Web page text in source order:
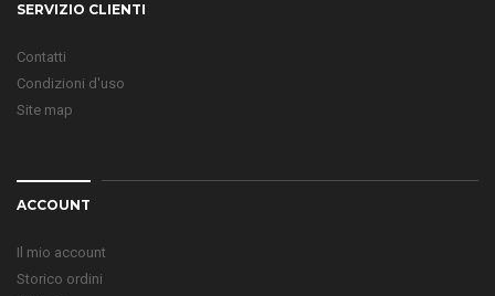
SERVIZIO CLIENTI
Contatti
Condizioni d'uso
Site map
ACCOUNT
Il mio account
Storico ordini